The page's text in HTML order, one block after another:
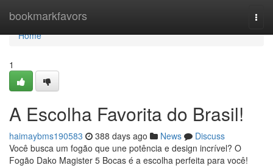
bookmarkfavors
Home
Home
1
A Escolha Favorita do Brasil!
haimaybms190583 388 days ago News
Discuss
Você busca um fogão que une potência e design incrível? O
Fogão Dako Magister 5 Bocas é a escolha perfeita para você!